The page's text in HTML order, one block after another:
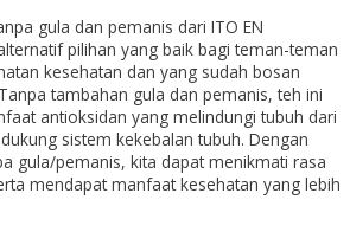
gula dan pemanis dari ITO EN
pilihan yang baik bagi teman-teman
kesehatan dan yang sudah bosan
tambahan gula dan pemanis, teh ini
antioksidan yang melindungi tubuh dari
sistem kekebalan tubuh. Dengan
gula/pemanis, kita dapat menikmati rasa
mendapat manfaat kesehatan yang lebih